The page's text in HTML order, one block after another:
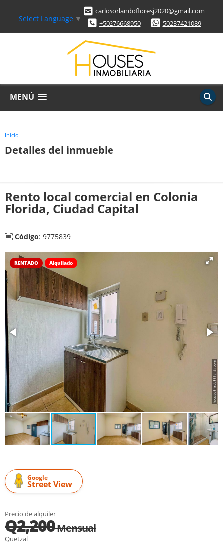
Select Language ▼
carlosorlandofloresj2020@gmail.com
+50276668950
50237421089
MENÚ
Inicio
Detalles del inmueble
Rento local comercial en Colonia
Florida, Ciudad Capital
Código: 9775839
RENTADO Alquilado
Google
Street View
Precio de alquiler
Q2,200Mensual
Quetzal